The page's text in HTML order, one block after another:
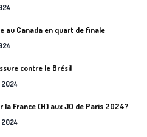
au Canada en quart de finale
contre le Brésil
la France (H) aux JO de Paris 2024?